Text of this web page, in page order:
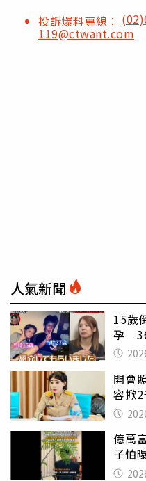
投訴爆料專線：
119@ctwant.com
人氣新聞
15歲
孕
開會
容掀
錯嗎
億萬
子怕
戶